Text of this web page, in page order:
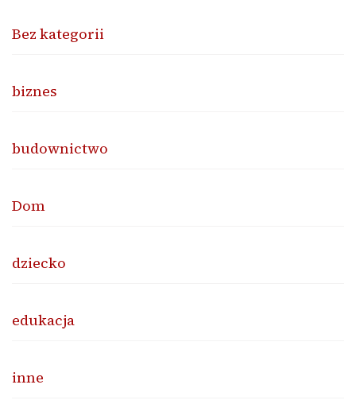
Bez kategorii
biznes
budownictwo
Dom
dziecko
edukacja
inne